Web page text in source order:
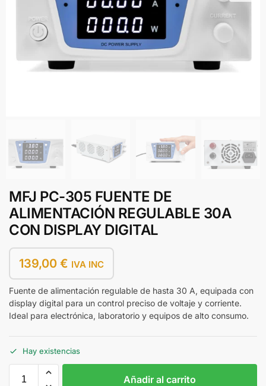
MFJ PC-305 FUENTE DE
ALIMENTACIÓN REGULABLE 30A
CON DISPLAY DIGITAL
139,00 € IVA INC
Fuente de alimentación regulable de hasta 30 A, equipada con
display digital para un control preciso de voltaje y corriente.
Ideal para electrónica, laboratorio y equipos de alto consumo.
Hay existencias
Añadir al carrito